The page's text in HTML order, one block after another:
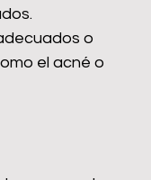
o
el acné o